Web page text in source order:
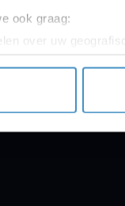
ook graag:
over uw
door het
wijzigen of
content en
Ook delen we
op basis